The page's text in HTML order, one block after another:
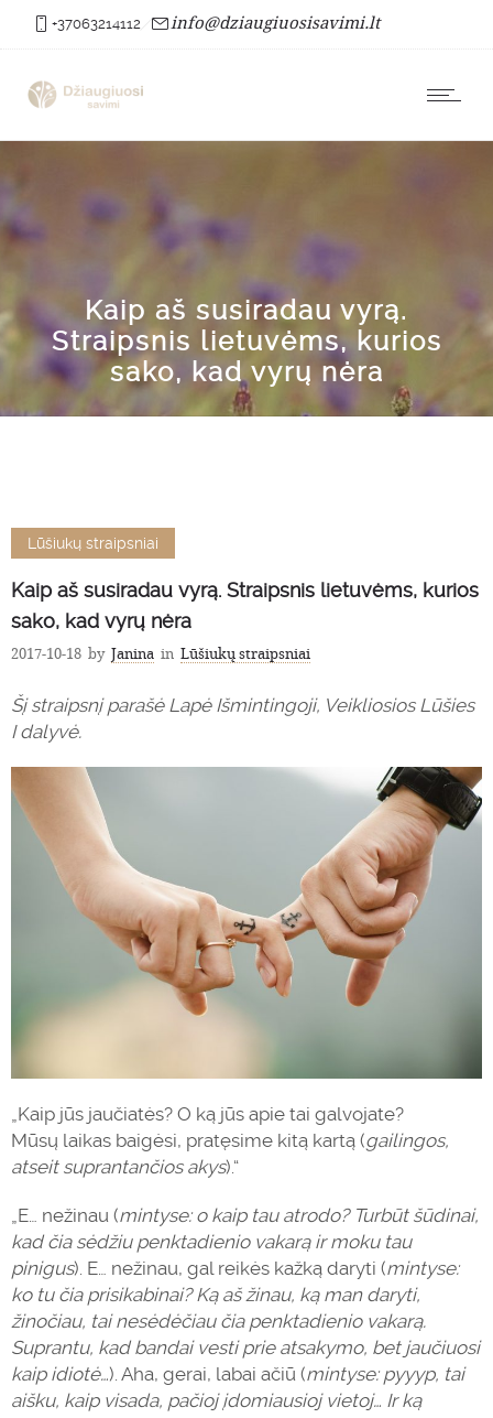
+37063214112 info@dziaugiuosisavimi.lt
Kaip aš susiradau vyrą.
Straipsnis lietuvėms, kurios
sako, kad vyrų nėra
Lūšiukų straipsniai
Kaip aš susiradau vyrą. Straipsnis lietuvėms, kurios
sako, kad vyrų nėra
2017-10-18 by Janina in Lūšiukų straipsniai
Šį straipsnį parašė Lapė Išmintingoji, Veikliosios Lūšies
I dalyvė.
„Kaip jūs jaučiatės? O ką jūs apie tai galvojate?
Mūsų laikas baigėsi, pratęsime kitą kartą (gailingos,
atseit suprantančios akys).“
„E… nežinau (mintyse: o kaip tau atrodo? Turbūt šūdinai,
kad čia sėdžiu penktadienio vakarą ir moku tau
pinigus). E… nežinau, gal reikės kažką daryti (mintyse:
ko tu čia prisikabinai? Ką aš žinau, ką man daryti,
žinočiau, tai nesėdėčiau čia penktadienio vakarą.
Suprantu, kad bandai vesti prie atsakymo, bet jaučiuosi
kaip idiotė…). Aha, gerai, labai ačiū (mintyse: pyyyp, tai
aišku, kaip visada, pačioj įdomiausioj vietoj… Ir ką